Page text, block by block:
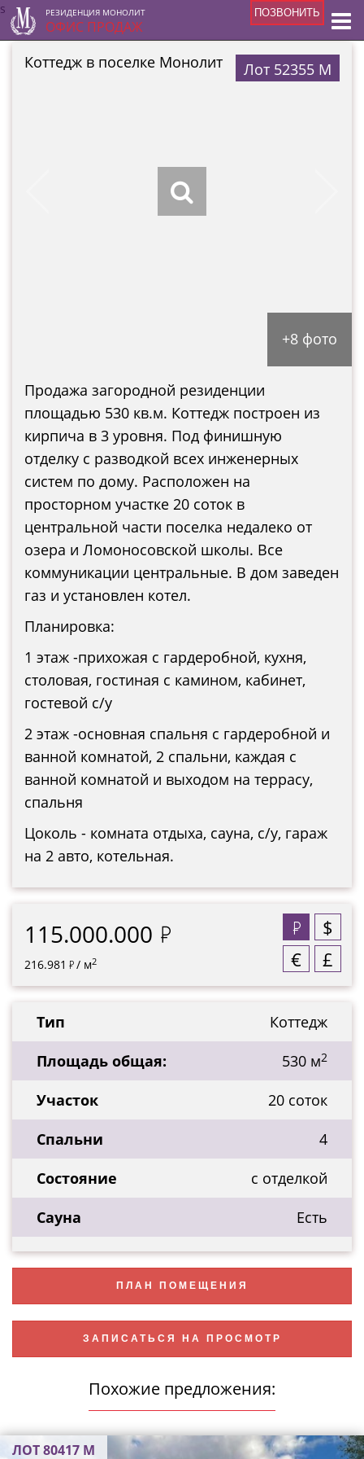
s ПОЗВОНИТЬ
РЕЗИДЕНЦИЯ МОНОЛИТ
ОФИС ПРОДАЖ
Лот 52355 М
Коттедж в поселке Монолит
+8 фото
Продажа загородной резиденции
площадью 530 кв.м. Коттедж построен из
кирпича в 3 уровня. Под финишную
отделку с разводкой всех инженерных
систем по дому. Расположен на
просторном участке 20 соток в
центральной части поселка недалеко от
озера и Ломоносовской школы. Все
коммуникации центральные. В дом заведен
газ и установлен котел.
Планировка:
1 этаж -прихожая с гардеробной, кухня,
столовая, гостиная с камином, кабинет,
гостевой с/у
2 этаж -основная спальня с гардеробной и
ванной комнатой, 2 спальни, каждая с
ванной комнатой и выходом на террасу,
спальня
Цоколь - комната отдыха, сауна, с/у, гараж
на 2 авто, котельная.
$
£
€
115.000.000
216.981 / м2
Тип
Коттедж
Площадь общая:
530 м2
Участок
20 соток
Спальни
4
Состояние
с отделкой
Сауна
Есть
ПЛАН ПОМЕЩЕНИЯ
ЗАПИСАТЬСЯ НА ПРОСМОТР
Похожие предложения:
ЛОТ 80417 М